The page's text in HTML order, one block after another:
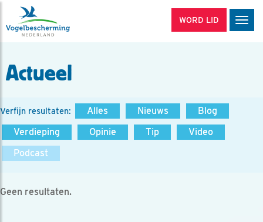
WORD LID
Actueel
Verfijn resultaten: Alles Nieuws
Blog
Verdieping
Opinie Tip
Video
Podcast
Geen resultaten.